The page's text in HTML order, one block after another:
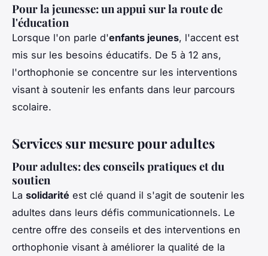
Pour la jeunesse: un appui sur la route de
l'éducation
Lorsque l'on parle d'enfants jeunes, l'accent est
mis sur les besoins éducatifs. De 5 à 12 ans,
l'orthophonie se concentre sur les interventions
visant à soutenir les enfants dans leur parcours
scolaire.
Services sur mesure pour adultes
Pour adultes: des conseils pratiques et du
soutien
La solidarité est clé quand il s'agit de soutenir les
adultes dans leurs défis communicationnels. Le
centre offre des conseils et des interventions en
orthophonie visant à améliorer la qualité de la